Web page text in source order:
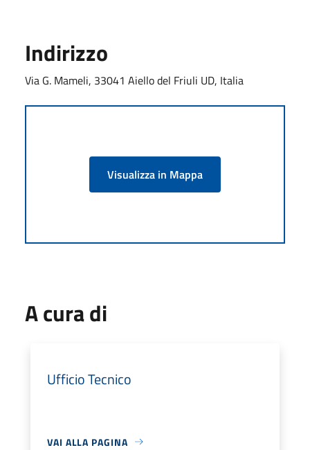
Indirizzo
Via G. Mameli, 33041 Aiello del Friuli UD, Italia
Visualizza in Mappa
A cura di
Ufficio Tecnico
VAI ALLA PAGINA